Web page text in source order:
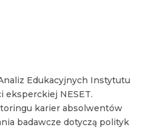
Edukacyjnych Instytutu
eksperckiej NESET.
karier absolwentów
badawcze dotyczą polityk